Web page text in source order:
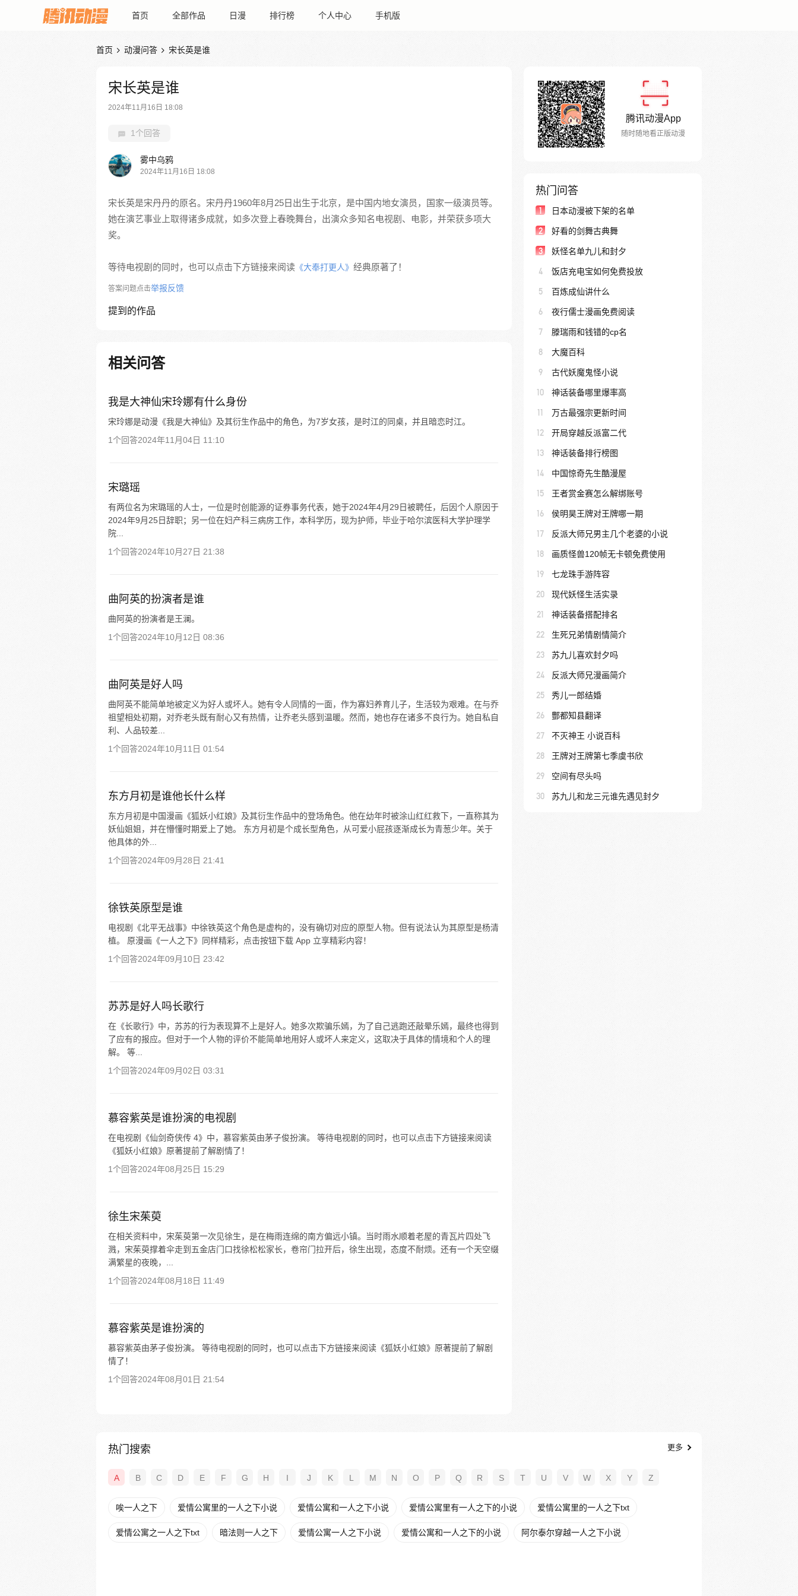
首页 全部作品 日漫 排行榜 个人中心 手机版
首页  动漫问答  宋长英是谁
宋长英是谁
2024年11月16日 18:08
1个回答
雾中乌鸦
2024年11月16日 18:08
宋长英是宋丹丹的原名。宋丹丹1960年8月25日出生于北京，是中国内地女演员，国家一级演员等。
她在演艺事业上取得诸多成就，如多次登上春晚舞台，出演众多知名电视剧、电影，并荣获多项大
奖。
等待电视剧的同时，也可以点击下方链接来阅读 《大奉打更人》 经典原著了！
答案问题点击举报反馈
提到的作品
相关问答
我是大神仙宋玲娜有什么身份
宋玲娜是动漫《我是大神仙》及其衍生作品中的角色，为7岁女孩，是时江的同桌，并且暗恋时江。
1个回答2024年11月04日 11:10
宋璐瑶
有两位名为宋璐瑶的人士，一位是时创能源的证券事务代表，她于2024年4月29日被聘任，后因个人原因于
2024年9月25日辞职；另一位在妇产科三病房工作，本科学历，现为护师，毕业于哈尔滨医科大学护理学
院...
1个回答2024年10月27日 21:38
曲阿英的扮演者是谁
曲阿英的扮演者是王澜。
1个回答2024年10月12日 08:36
曲阿英是好人吗
曲阿英不能简单地被定义为好人或坏人。她有令人同情的一面，作为寡妇养育儿子，生活较为艰难。在与乔
祖望相处初期，对乔老头既有耐心又有热情，让乔老头感到温暖。然而，她也存在诸多不良行为。她自私自
利、人品较差...
1个回答2024年10月11日 01:54
东方月初是谁他长什么样
东方月初是中国漫画《狐妖小红娘》及其衍生作品中的登场角色。他在幼年时被涂山红红救下，一直称其为
妖仙姐姐，并在懵懂时期爱上了她。 东方月初是个成长型角色，从可爱小屁孩逐渐成长为青葱少年。关于
他具体的外...
1个回答2024年09月28日 21:41
徐铁英原型是谁
电视剧《北平无战事》中徐铁英这个角色是虚构的，没有确切对应的原型人物。但有说法认为其原型是杨清
植。 原漫画《一人之下》同样精彩，点击按钮下载 App 立享精彩内容！
1个回答2024年09月10日 23:42
苏苏是好人吗长歌行
在《长歌行》中，苏苏的行为表现算不上是好人。她多次欺骗乐嫣，为了自己逃跑还敲晕乐嫣，最终也得到
了应有的报应。但对于一个人物的评价不能简单地用好人或坏人来定义，这取决于具体的情境和个人的理
解。 等...
1个回答2024年09月02日 03:31
慕容紫英是谁扮演的电视剧
在电视剧《仙剑奇侠传 4》中，慕容紫英由茅子俊扮演。 等待电视剧的同时，也可以点击下方链接来阅读
《狐妖小红娘》原著提前了解剧情了！
1个回答2024年08月25日 15:29
徐生宋茱萸
在相关资料中，宋茱萸第一次见徐生，是在梅雨连绵的南方偏远小镇。当时雨水顺着老屋的青瓦片四处飞
溅，宋茱萸撑着伞走到五金店门口找徐松松家长，卷帘门拉开后，徐生出现，态度不耐烦。还有一个天空缀
满繁星的夜晚，...
1个回答2024年08月18日 11:49
慕容紫英是谁扮演的
慕容紫英由茅子俊扮演。 等待电视剧的同时，也可以点击下方链接来阅读《狐妖小红娘》原著提前了解剧
情了！
1个回答2024年08月01日 21:54
腾讯动漫App
随时随地看正版动漫
热门问答
1 日本动漫被下架的名单
2 好看的剑舞古典舞
3 妖怪名单九儿和封夕
4 饭店充电宝如何免费投放
5 百炼成仙讲什么
6 夜行儒士漫画免费阅读
7 滕瑞雨和钱错的cp名
8 大魔百科
9 古代妖魔鬼怪小说
10 神话装备哪里爆率高
11 万古最强宗更新时间
12 开局穿越反派富二代
13 神话装备排行榜图
14 中国惊奇先生酷漫屋
15 王者赏金赛怎么解绑账号
16 侯明昊王牌对王牌哪一期
17 反派大师兄男主几个老婆的小说
18 画质怪兽120帧无卡顿免费使用
19 七龙珠手游阵容
20 现代妖怪生活实录
21 神话装备搭配排名
22 生死兄弟情剧情简介
23 苏九儿喜欢封夕吗
24 反派大师兄漫画简介
25 秀儿一郎结婚
26 酆都知县翻译
27 不灭神王 小说百科
28 王牌对王牌第七季虞书欣
29 空间有尽头吗
30 苏九儿和龙三元谁先遇见封夕
热门搜索 更多
A B C D E F G H I J K L M N O P Q R S T U V W X Y Z
唉一人之下 爱情公寓里的一人之下小说 爱情公寓和一人之下小说 爱情公寓里有一人之下的小说 爱情公寓里的一人之下txt
爱情公寓之一人之下txt 暗法则一人之下 爱情公寓一人之下小说 爱情公寓和一人之下的小说 阿尔泰尔穿越一人之下小说